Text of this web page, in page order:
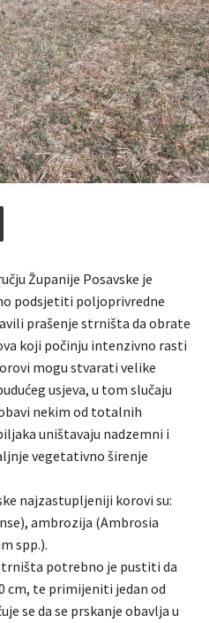
Županije Posavske je
podsjetiti poljoprivredne
prašenje strništa da obrate
koji počinju intenzivno rasti
mogu stvarati velike
usjeva, u tom slučaju
nekim od totalnih
uništavaju nadzemni i
vegetativno širenje
najzastupljeniji korovi su:
ambrozija (Ambrosia
spp.).
potrebno je pustiti da
cm, te primijeniti jedan od
se da se prskanje obavlja u